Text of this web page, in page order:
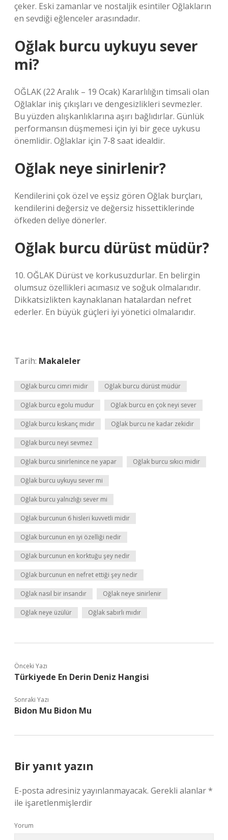
çeker. Eski zamanlar ve nostaljik esintiler Oğlakların
en sevdiği eğlenceler arasındadır.
Oğlak burcu uykuyu sever
mi?
OĞLAK (22 Aralık – 19 Ocak) Kararlılığın timsali olan
Oğlaklar iniş çıkışları ve dengesizlikleri sevmezler.
Bu yüzden alışkanlıklarına aşırı bağlıdırlar. Günlük
performansın düşmemesi için iyi bir gece uykusu
önemlidir. Oğlaklar için 7-8 saat idealdir.
Oğlak neye sinirlenir?
Kendilerini çok özel ve eşsiz gören Oğlak burçları,
kendilerini değersiz ve değersiz hissettiklerinde
öfkeden deliye dönerler.
Oğlak burcu dürüst müdür?
10. OĞLAK Dürüst ve korkusuzdurlar. En belirgin
olumsuz özellikleri acımasız ve soğuk olmalarıdır.
Dikkatsizlikten kaynaklanan hatalardan nefret
ederler. En büyük güçleri iyi yönetici olmalarıdır.
Tarih: Makaleler
Oğlak burcu cimri midir Oğlak burcu dürüst müdür
Oğlak burcu egolu mudur Oğlak burcu en çok neyi sever
Oğlak burcu kıskanç mıdır Oğlak burcu ne kadar zekidir
Oğlak burcu neyi sevmez
Oğlak burcu sinirlenince ne yapar Oğlak burcu sıkıcı midir
Oğlak burcu uykuyu sever mi
Oğlak burcu yalnızlığı sever mi
Oğlak burcunun 6 hisleri kuvvetli midir
Oğlak burcunun en iyi özelliği nedir
Oğlak burcunun en korktuğu şey nedir
Oğlak burcunun en nefret ettiği şey nedir
Oğlak nasıl bir insandır Oğlak neye sinirlenir
Oğlak neye üzülür Oğlak sabırlı mıdır
Önceki Yazı
Türkiyede En Derin Deniz Hangisi
Sonraki Yazı
Bidon Mu Bidon Mu
Bir yanıt yazın
E-posta adresiniz yayınlanmayacak. Gerekli alanlar*
ile işaretlenmişlerdir
Yorum